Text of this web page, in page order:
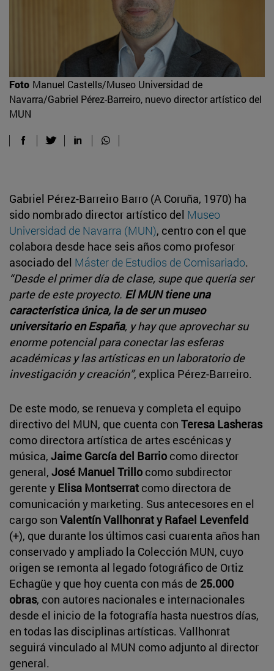
Foto Manuel Castells/Museo Universidad de
Navarra/Gabriel Pérez-Barreiro, nuevo director artístico del
MUN
Gabriel Pérez-Barreiro Barro (A Coruña, 1970) ha
sido nombrado director artístico del Museo
Universidad de Navarra (MUN), centro con el que
colabora desde hace seis años como profesor
asociado del Máster de Estudios de Comisariado.
“Desde el primer día de clase, supe que quería ser
parte de este proyecto. El MUN tiene una
característica única, la de ser un museo
universitario en España, y hay que aprovechar su
enorme potencial para conectar las esferas
académicas y las artísticas en un laboratorio de
investigación y creación”, explica Pérez-Barreiro.
De este modo, se renueva y completa el equipo
directivo del MUN, que cuenta con Teresa Lasheras
como directora artística de artes escénicas y
música, Jaime García del Barrio como director
general, José Manuel Trillo como subdirector
gerente y Elisa Montserrat como directora de
comunicación y marketing. Sus antecesores en el
cargo son Valentín Vallhonrat y Rafael Levenfeld
(+), que durante los últimos casi cuarenta años han
conservado y ampliado la Colección MUN, cuyo
origen se remonta al legado fotográfico de Ortiz
Echagüe y que hoy cuenta con más de 25.000
obras, con autores nacionales e internacionales
desde el inicio de la fotografía hasta nuestros días,
en todas las disciplinas artísticas. Vallhonrat
seguirá vinculado al MUN como adjunto al director
general.